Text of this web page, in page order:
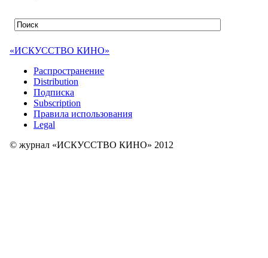
«ИСКУССТВО КИНО»
Распространение
Distribution
Подписка
Subscription
Правила использования
Legal
© журнал «ИСКУССТВО КИНО» 2012